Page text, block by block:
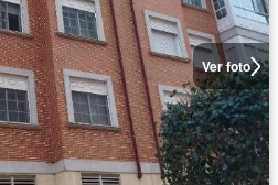
Ver foto